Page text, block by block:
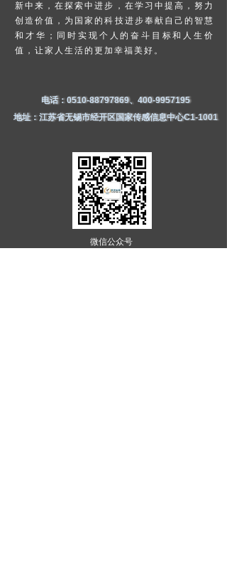
新中来，在探索中进步，在学习中提高，努力
创造价值，为国家的科技进步奉献自己的智慧
和才华；同时实现个人的奋斗目标和人生价
值，让家人生活的更加幸福美好。
电话：0510-88797869、400-9957195
地址：江苏省无锡市经开区国家传感信息中心C1-1001
微信公众号